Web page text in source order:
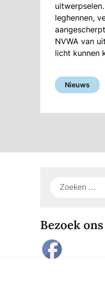
leghennen,
NVWA van
licht kunnen
Nieuws
Zoeken
Bezoek